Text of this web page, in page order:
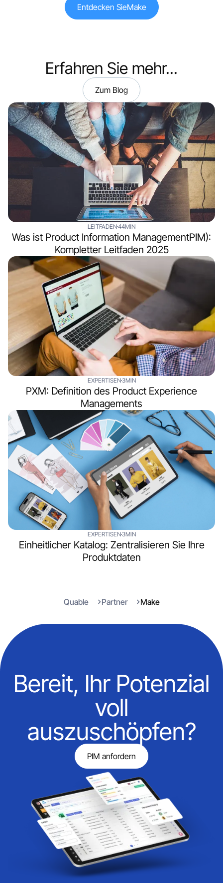
Entdecken SieMake
Erfahren Sie mehr...
Zum Blog
LEITFADEN44MIN
Was ist Product Information ManagementPIM):
Kompletter Leitfaden 2025
EXPERTISEN3MIN
PXM: Definition des Product Experience
Managements
EXPERTISEN3MIN
Einheitlicher Katalog: Zentralisieren Sie Ihre
Produktdaten
Quable Partner Make
Bereit, Ihr Potenzial
voll
auszuschöpfen?
PIM anfordern